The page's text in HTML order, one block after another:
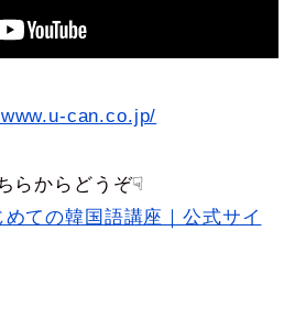
can.co.jp/
らからどうぞ☟
ての韓国語講座｜公式サイ